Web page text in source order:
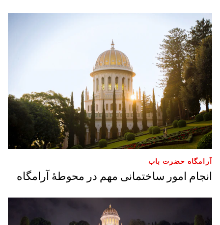
آرامگاه حضرت باب
انجام امور ساختمانی مهم در محوطۀ آرامگاه